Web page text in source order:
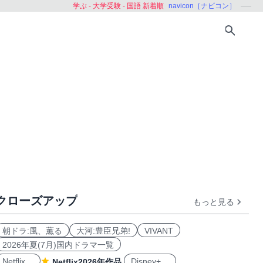
学ぶ - 大学受験 - 国語 新着順 navicon［ナビコン］
ローズアップ もっと見る
朝ドラ:風、薫る 大河:豊臣兄弟!
VIVANT
2026年夏(7月)国内ドラマ一覧